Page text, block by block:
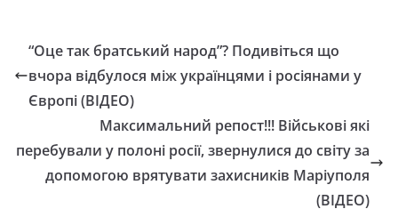
“Оце так братський народ”? Подивіться що
вчора відбулося між українцями і росіянами у
Європі (ВІДЕО)
Максимальний репост!!! Військові які
перебували у полоні росії, звернулися до світу за
допомогою врятувати захисників Маріуполя
(ВІДЕО)